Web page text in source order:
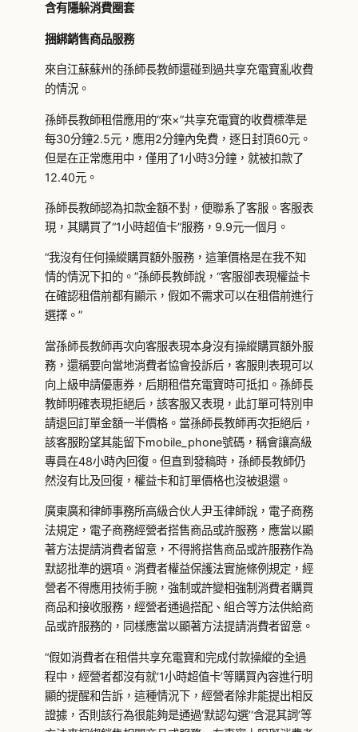
含有隱躲消費圈套
捆綁銷售商品服務
來自江蘇蘇州的孫師長教師還碰到過共享充電寶亂收費
的情況。
孫師長教師租借應用的“來×”共享充電寶的收費標準是
每30分鐘2.5元，應用2分鐘內免費，逐日封頂60元。
但是在正常應用中，僅用了1小時3分鐘，就被扣款了
12.40元。
孫師長教師認為扣款金額不對，便聯系了客服。客服表
現，其購買了“1小時超值卡”服務，9.9元一個月。
“我沒有任何操縱購買額外服務，這筆價格是在我不知
情的情況下扣的。”孫師長教師說，“客服卻表現權益卡
在確認租借前都有顯示，假如不需求可以在租借前進行
選擇。”
當孫師長教師再次向客服表現本身沒有操縱購買額外服
務，還稱要向當地消費者協會投訴后，客服則表現可以
向上級申請優惠券，后期租借充電寶時可抵扣。孫師長
教師明確表現拒絕后，該客服又表現，此訂單可特別申
請退回訂單金額一半價格。當孫師長教師再次拒絕后，
該客服盼望其能留下mobile_phone號碼，稱會讓高級
專員在48小時內回復。但直到發稿時，孫師長教師仍
然沒有比及回復，權益卡和訂單價格也沒被退還。
廣東廣和律師事務所高級合伙人尹玉律師說，電子商務
法規定，電子商務經營者搭售商品或許服務，應當以顯
著方法提請消費者留意，不得將搭售商品或許服務作為
默認批準的選項。消費者權益保護法實施條例規定，經
營者不得應用技術手腕，強制或許變相強制消費者購買
商品和接收服務，經營者通過搭配、組合等方法供給商
品或許服務的，同樣應當以顯著方法提請消費者留意。
“假如消費者在租借共享充電寶和完成付款操縱的全過
程中，經營者都沒有就‘1小時超值卡’等購買內容進行明
顯的提醒和告訴，這種情況下，經營者除非能提出相反
證據，否則該行為很能夠是通過‘默認勾選’‘含混其詞’等